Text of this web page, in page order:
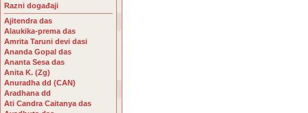
Razni događaji
Ajitendra das
Alaukika-prema das
Amrita Taruni devi dasi
Ananda Gopal das
Ananta Sesa das
Anita K. (Zg)
Anuradha dd (CAN)
Aradhana dd
Ati Candra Caitanya das